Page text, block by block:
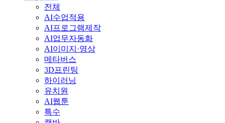
전체
AI수업적용
AI프로그램제작
AI업무자동화
AI이미지·영상
메타버스
3D프린팅
하이러닝
유치원
AI웹툰
특수